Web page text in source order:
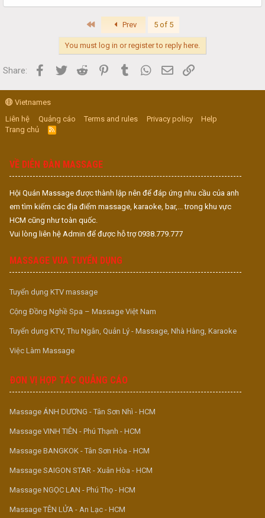
Prev 5 of 5
You must log in or register to reply here.
Share: Facebook
Twitter Reddit PinterestTumblr WhatsApp
Email
Vietnames
Liên hệ
Quảng cáo Terms and rules Privacy policy
Help
Trang chủ
R
S
VỀ DIỄN ĐÀN MASSAGE
Hội Quán Massage được thành lập nên để đáp ứng nhu cầu của anh
em tìm kiếm các địa điểm massage, karaoke, bar,... trong khu vực
HCM cũng như toàn quốc.
Vui lòng liên hệ Admin để được hỗ trợ 0938.779.777
MASSAGE VUA TUYỂN DỤNG
Tuyển dụng KTV massage
Cộng Đồng Nghề Spa – Massage Việt Nam
Tuyển dụng KTV, Thu Ngân, Quản Lý - Massage, Nhà Hàng, Karaoke
Việc Làm Massage
ĐƠN VỊ HỢP TÁC QUẢNG CÁO
Massage ÁNH DƯƠNG - Tân Sơn Nhì - HCM
Massage VINH TIÊN - Phú Thạnh - HCM
Massage BANGKOK - Tân Sơn Hòa - HCM
Massage SAIGON STAR - Xuân Hòa - HCM
Massage NGỌC LAN - Phú Thọ - HCM
Massage TÊN LỬA - An Lạc - HCM